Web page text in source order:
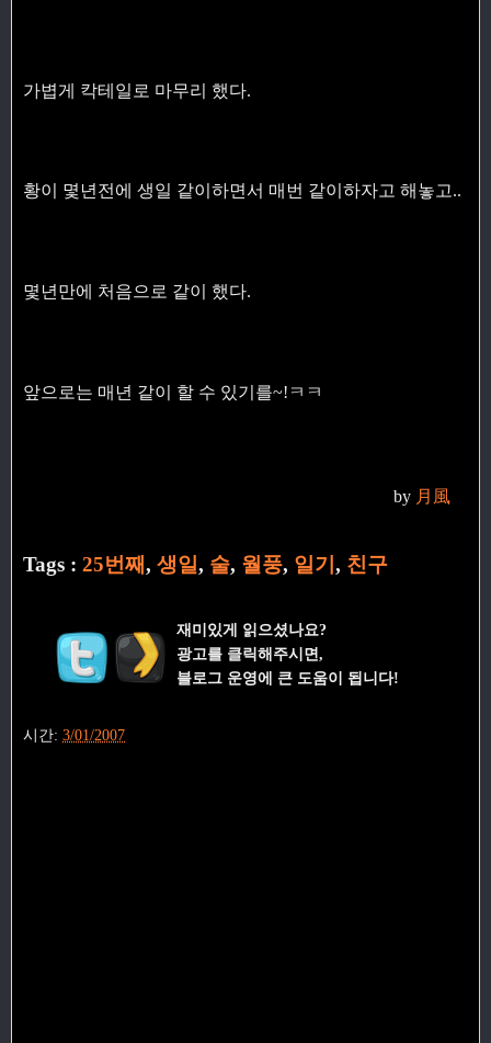
가볍게 칵테일로 마무리 했다.
황이 몇년전에 생일 같이하면서 매번 같이하자고 해놓고..
몇년만에 처음으로 같이 했다.
앞으로는 매년 같이 할 수 있기를~!ㅋㅋ
by 月風
Tags : 25번째, 생일, 술, 월풍, 일기 , 친구
재미있게 읽으셨나요?
광고를 클릭해주시면,
블로그 운영에 큰 도움이 됩니다!
시간: 3/01/2007